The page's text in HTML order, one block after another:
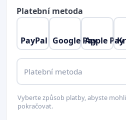
Platební metoda
PayPal Google PayApple Pay
Platební metoda
Vyberte způsob platby, abyste mohli
pokračovat.